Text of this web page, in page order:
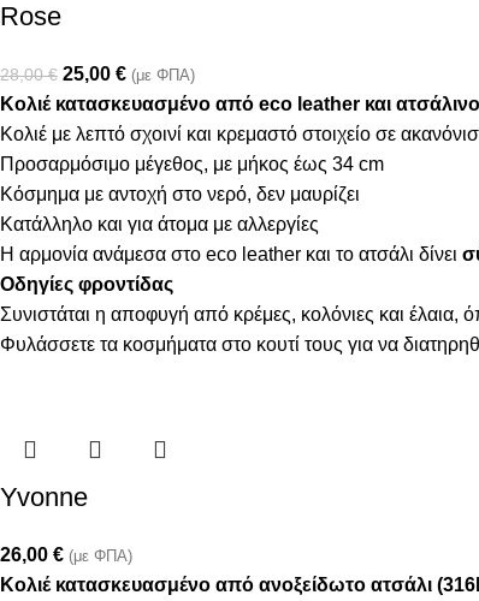
Rose
28,00€ 25,00 € (με ΦΠΑ)
Κολιέ κατασκευασμένο από eco leather και ατσάλινο
Κολιέ με λεπτό σχοινί και κρεμαστό στοιχείο σε
Προσαρμόσιμο μέγεθος, με μήκος έως 34 cm
Κόσμημα με αντοχή στο νερό, δεν μαυρίζει
Κατάλληλο και για άτομα με αλλεργίες
Η αρμονία ανάμεσα στο eco leather και το ατσάλι δίνει
Οδηγίες φροντίδας
Συνιστάται η αποφυγή από κρέμες, κολόνιες και
Φυλάσσετε τα κοσμήματα στο κουτί τους για να
Yvonne
26,00 € (με ΦΠΑ)
Κολιέ κατασκευασμένο από ανοξείδωτο ατσάλι